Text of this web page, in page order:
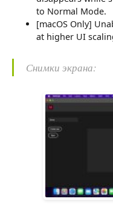
to Normal Mode.
[macOS Only]
at higher UI
Снимки экрана: